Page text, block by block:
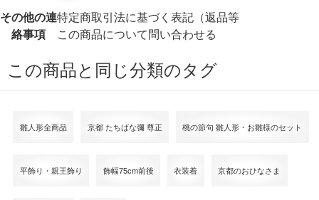
その他の連
絡事項
特定商取引法に基づく表記（返品等
この商品について問い合わせる
この商品と同じ分類のタグ
雛人形全商品 京都 たちばな彌 尊正 桃の節句 雛人形・お雛様のセット
平飾り・親王飾り 飾幅75cm前後 衣装着 京都のおひなさま